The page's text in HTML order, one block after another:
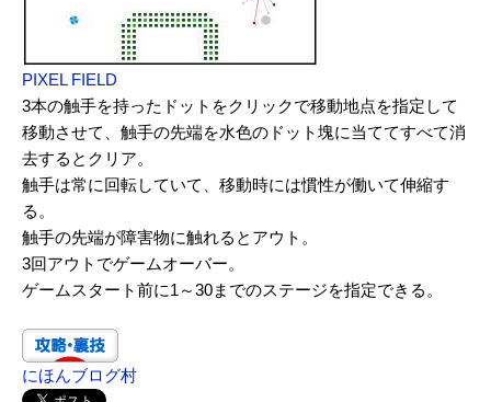
PIXEL FIELD
3本の触手を持ったドットをクリックで移動地点を指定して
移動させて、触手の先端を水色のドット塊に当ててすべて消
去するとクリア。
触手は常に回転していて、移動時には慣性が働いて伸縮す
る。
触手の先端が障害物に触れるとアウト。
3回アウトでゲームオーバー。
ゲームスタート前に1～30までのステージを指定できる。
にほんブログ村